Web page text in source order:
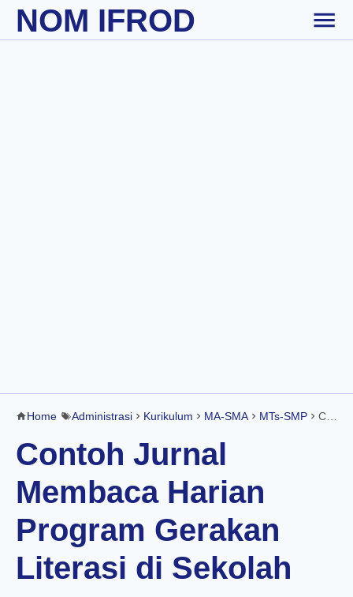
Skip to main content
NOM IFROD
Home Administrasi Kurikulum MA-SMA MTs-SMP Contoh Jurnal Membaca Harian Program Gerakan Literasi di Sekolah
Contoh Jurnal
Membaca Harian
Program Gerakan
Literasi di Sekolah